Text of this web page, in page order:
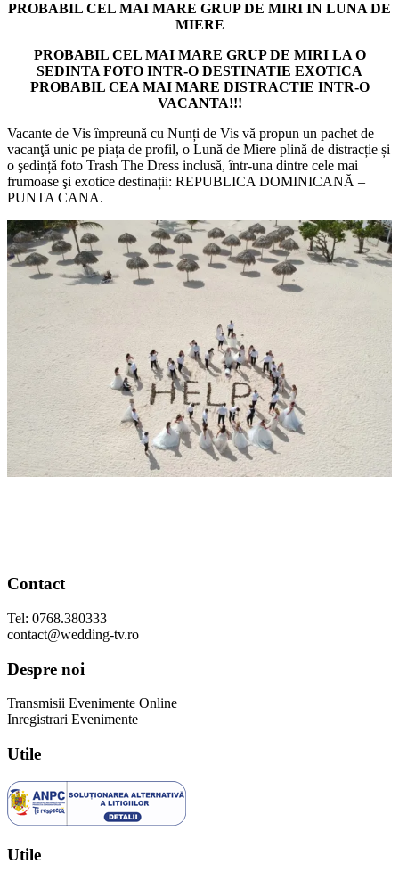
PROBABIL CEL MAI MARE GRUP DE MIRI IN LUNA DE
MIERE
PROBABIL CEL MAI MARE GRUP DE MIRI LA O
SEDINTA FOTO INTR-O DESTINATIE EXOTICA
PROBABIL CEA MAI MARE DISTRACTIE INTR-O
VACANTA!!!
Vacante de Vis împreună cu Nunți de Vis vă propun un pachet de
vacanţă unic pe piața de profil, o Lună de Miere plină de distracție și
o şedință foto Trash The Dress inclusă, într-una dintre cele mai
frumoase şi exotice destinații: REPUBLICA DOMINICANĂ –
PUNTA CANA.
Contact
Tel: 0768.380333
contact@wedding-tv.ro
Despre noi
Transmisii Evenimente Online
Inregistrari Evenimente
Utile
Utile